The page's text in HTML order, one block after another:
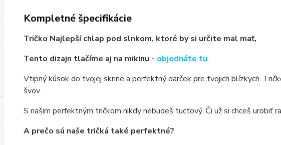
Kompletné špecifikácie
Tričko Najlepší chlap pod slnkom, ktoré by si určite mal mať,
Tento dizajn tlačíme aj na mikinu - objednáte tu
Vtipný kúsok do tvojej skrine a perfektný darček pre tvojich blízkych.
švov.
S našim perfektným tričkom nikdy nebudeš tuctový. Či už si chceš urobiť
A prečo sú naše tričká také perfektné?